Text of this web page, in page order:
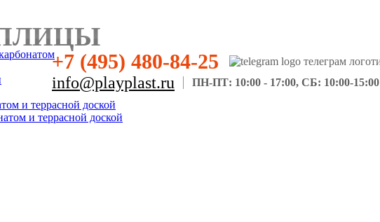
+7 (495) 480-84-25
info@playplast.ru ПН-ПТ: 10:00 - 17:00, СБ: 10:00-15:00
и террасной доской
и террасной доской